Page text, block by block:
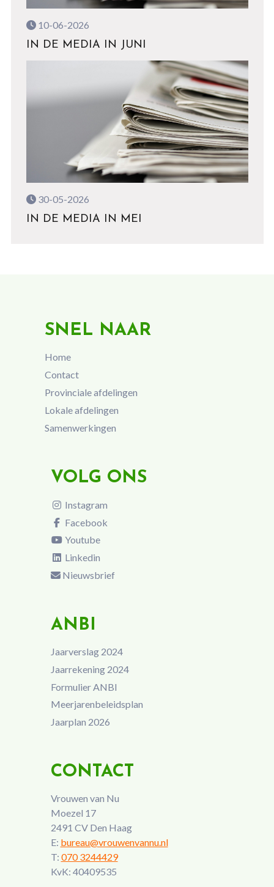
10-06-2026
IN DE MEDIA IN JUNI
30-05-2026
IN DE MEDIA IN MEI
SNEL NAAR
Home
Contact
Provinciale afdelingen
Lokale afdelingen
Samenwerkingen
VOLG ONS
Instagram
Facebook
Youtube
Linkedin
Nieuwsbrief
ANBI
Jaarverslag 2024
Jaarrekening 2024
Formulier ANBI
Meerjarenbeleidsplan
Jaarplan 2026
CONTACT
Vrouwen van Nu
Moezel 17
2491 CV Den Haag
E: bureau@vrouwenvannu.nl
T: 070 3244429
KvK: 40409535